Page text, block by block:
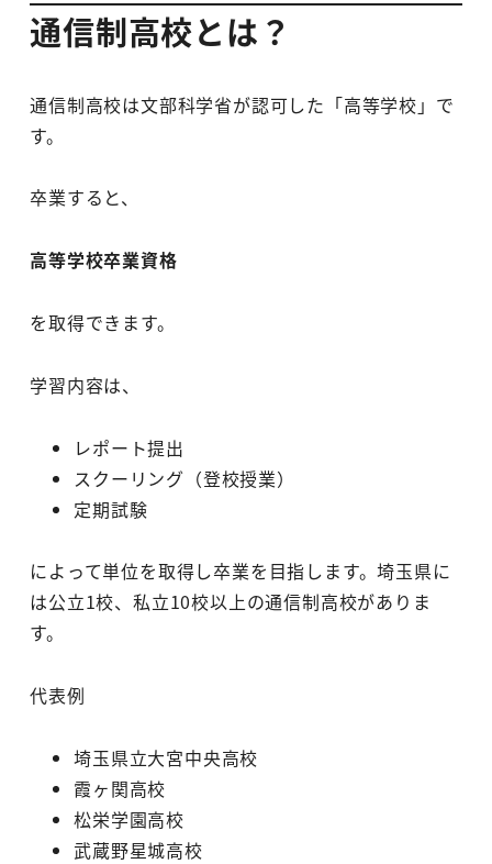
通信制高校とは？
通信制高校は文部科学省が認可した「高等学校」で
す。
卒業すると、
高等学校卒業資格
を取得できます。
学習内容は、
レポート提出
スクーリング（登校授業）
定期試験
によって単位を取得し卒業を目指します。埼玉県に
は公立1校、私立10校以上の通信制高校がありま
す。
代表例
埼玉県立大宮中央高校
霞ヶ関高校
松栄学園高校
武蔵野星城高校